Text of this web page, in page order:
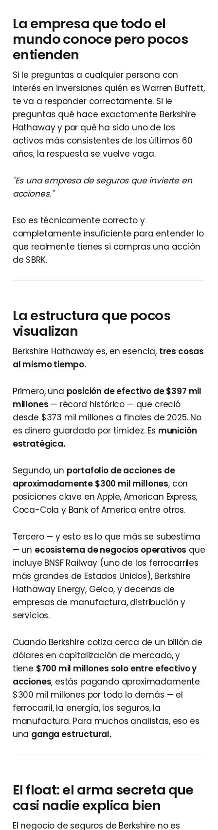
La empresa que todo el
mundo conoce pero pocos
entienden
Si le preguntas a cualquier persona con
interés en inversiones quién es Warren Buffett,
te va a responder correctamente. Si le
preguntas qué hace exactamente Berkshire
Hathaway y por qué ha sido uno de los
activos más consistentes de los últimos 60
años, la respuesta se vuelve vaga.
"Es una empresa de seguros que invierte en
acciones."
Eso es técnicamente correcto y
completamente insuficiente para entender lo
que realmente tienes si compras una acción
de $BRK.
La estructura que pocos
visualizan
Berkshire Hathaway es, en esencia, tres cosas
al mismo tiempo.
Primero, una posición de efectivo de $397 mil
millones — récord histórico — que creció
desde $373 mil millones a finales de 2025. No
es dinero guardado por timidez. Es munición
estratégica.
Segundo, un portafolio de acciones de
aproximadamente $300 mil millones, con
posiciones clave en Apple, American Express,
Coca-Cola y Bank of America entre otros.
Tercero — y esto es lo que más se subestima
— un ecosistema de negocios operativos que
incluye BNSF Railway (uno de los ferrocarriles
más grandes de Estados Unidos), Berkshire
Hathaway Energy, Geico, y decenas de
empresas de manufactura, distribución y
servicios.
Cuando Berkshire cotiza cerca de un billón de
dólares en capitalización de mercado, y
tiene $700 mil millones solo entre efectivo y
acciones, estás pagando aproximadamente
$300 mil millones por todo lo demás — el
ferrocarril, la energía, los seguros, la
manufactura. Para muchos analistas, eso es
una ganga estructural.
El float: el arma secreta que
casi nadie explica bien
El negocio de seguros de Berkshire no es